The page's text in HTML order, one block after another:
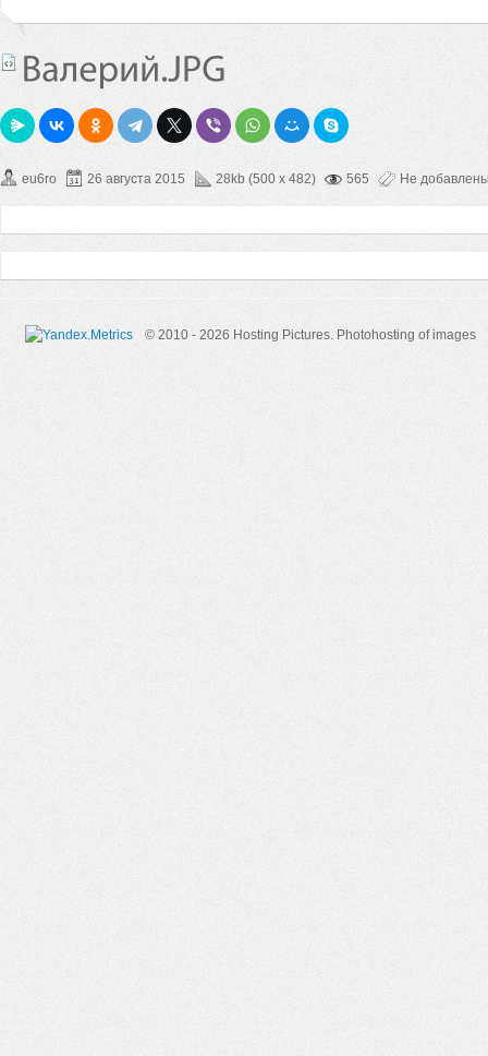
eu6ro 26 августа 2015 28kb (500 x 482) 565 Не
© 2010 - 2026 Hosting Pictures. Photohosting of images